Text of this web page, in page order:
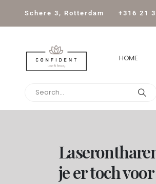
Schere 3, Rotterdam +316 21
HOME
je er toch